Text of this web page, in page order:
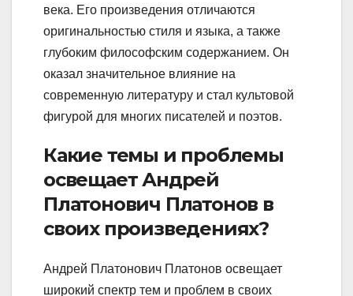
века. Его произведения отличаются
оригинальностью стиля и языка, а также
глубоким философским содержанием. Он
оказал значительное влияние на
современную литературу и стал культовой
фигурой для многих писателей и поэтов.
Какие темы и проблемы
освещает Андрей
Платонович Платонов в
своих произведениях?
Андрей Платонович Платонов освещает
широкий спектр тем и проблем в своих